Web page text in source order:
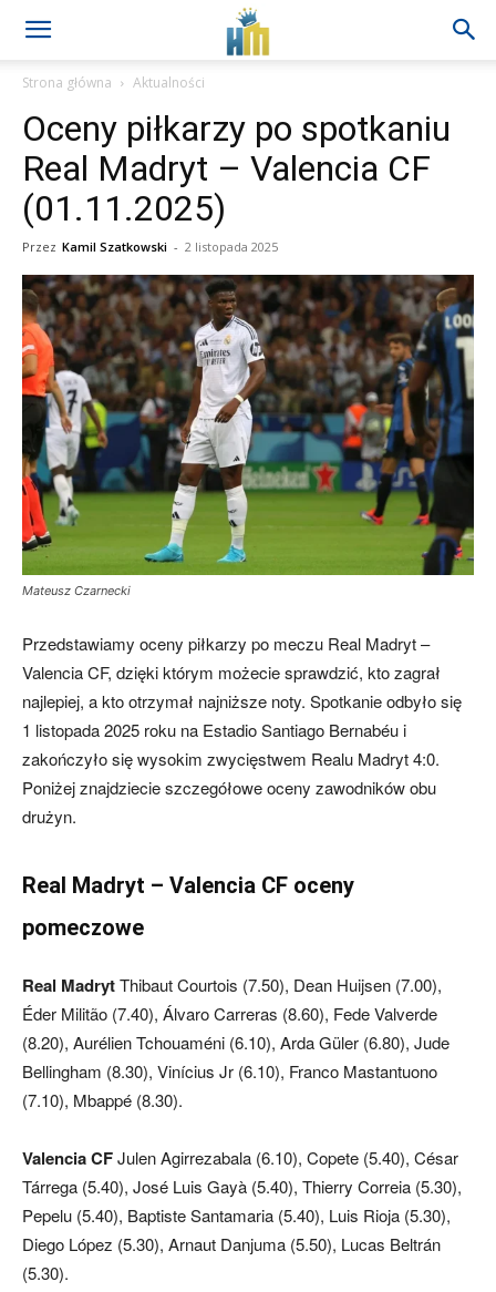
Strona główna Aktualności
Oceny piłkarzy po spotkaniu
Real Madryt – Valencia CF
(01.11.2025)
Przez Kamil Szatkowski - 2 listopada 2025
Mateusz Czarnecki
Przedstawiamy oceny piłkarzy po meczu Real Madryt –
Valencia CF, dzięki którym możecie sprawdzić, kto zagrał
najlepiej, a kto otrzymał najniższe noty. Spotkanie odbyło się
1 listopada 2025 roku na Estadio Santiago Bernabéu i
zakończyło się wysokim zwycięstwem Realu Madryt 4:0.
Poniżej znajdziecie szczegółowe oceny zawodników obu
drużyn.
Real Madryt – Valencia CF oceny
pomeczowe
Real MadrytThibaut Courtois (7.50), Dean Huijsen (7.00),
Éder Militão (7.40), Álvaro Carreras (8.60), Fede Valverde
(8.20), Aurélien Tchouaméni (6.10), Arda Güler (6.80), Jude
Bellingham (8.30), Vinícius Jr (6.10), Franco Mastantuono
(7.10), Mbappé (8.30).
Valencia CFJulen Agirrezabala (6.10), Copete (5.40), César
Tárrega (5.40), José Luis Gayà (5.40), Thierry Correia (5.30),
Pepelu (5.40), Baptiste Santamaria (5.40), Luis Rioja (5.30),
Diego López (5.30), Arnaut Danjuma (5.50), Lucas Beltrán
(5.30).